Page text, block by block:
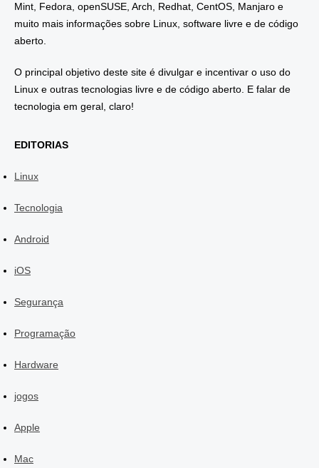
Mint, Fedora, openSUSE, Arch, Redhat, CentOS, Manjaro e
muito mais informações sobre Linux, software livre e de código
aberto.
O principal objetivo deste site é divulgar e incentivar o uso do
Linux e outras tecnologias livre e de código aberto. E falar de
tecnologia em geral, claro!
EDITORIAS
Linux
Tecnologia
Android
iOS
Segurança
Programação
Hardware
jogos
Apple
Mac